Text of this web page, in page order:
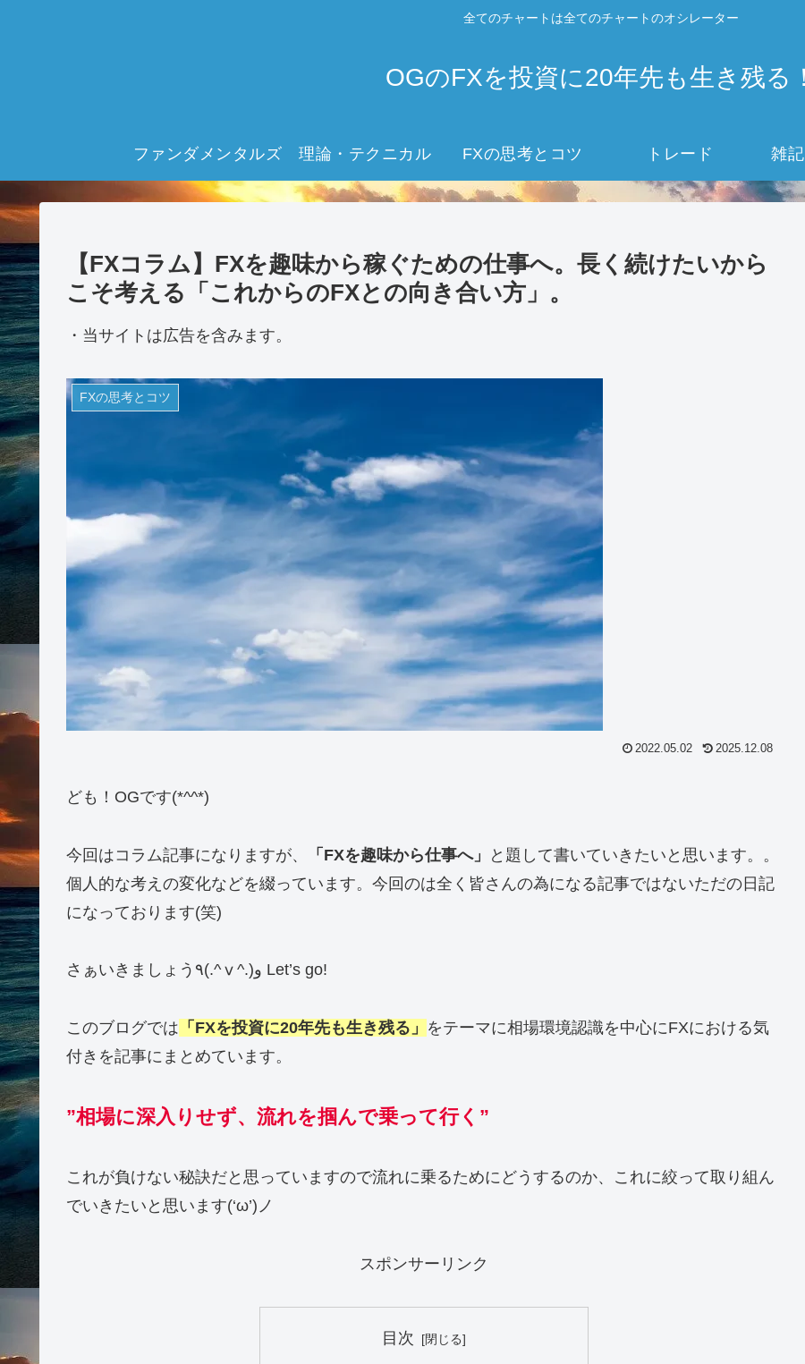
全てのチャートは全てのチャートのオシレーター
OGのFXを投資に20年先も生き残る！
ファンダメンタルズ 理論・テクニカル FXの思考とコツ トレード 雑
【FXコラム】FXを趣味から稼ぐための仕事へ。長く続けたいから
こそ考える「これからのFXとの向き合い方」。
・当サイトは広告を含みます。
FXの思考とコツ
2022.05.02 2025.12.08
ども！OGです(*^^*)
今回はコラム記事になりますが、 「FXを趣味から仕事へ」
と題して書いていきたいと思います。。
個人的な考えの変化などを綴っています。今回のは全く皆さんの為になる記事ではないただの日記
になっております(笑)
さぁいきましょう٩(.^ⅴ^.)و Let’s go!
このブログでは 「FXを投資に20年先も生き残る」 をテーマに相場環境認識を中心にFXにおける気
付きを記事にまとめています。
”相場に深入りせず、流れを掴んで乗って行く”
これが負けない秘訣だと思っていますので流れに乗るためにどうするのか、これに絞って取り組ん
でいきたいと思います(‘ω’)ノ
スポンサーリンク
目次